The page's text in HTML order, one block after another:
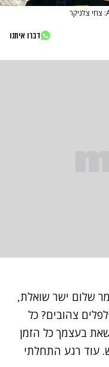
דברו איתנו
שלום ישר שואלת,
צהובים? כל
בעצמך כל הזמן
עוד רגע התחלתי